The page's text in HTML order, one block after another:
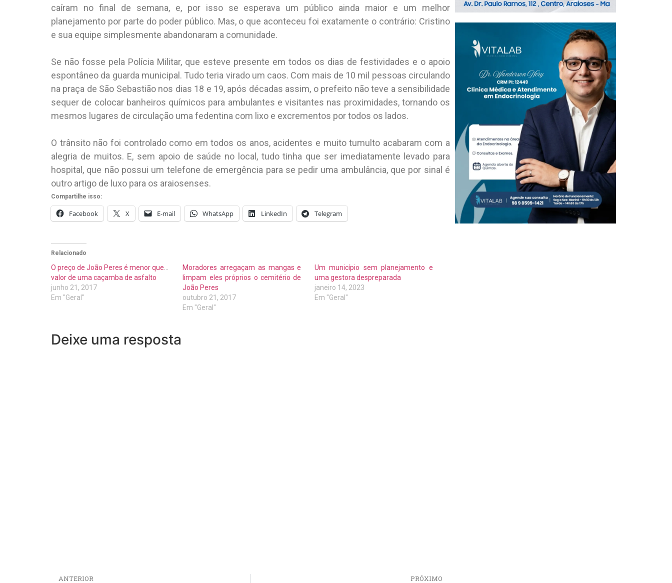
caíram no final de semana, e, por isso se esperava um público ainda maior e um melhor
planejamento por parte do poder público. Mas, o que aconteceu foi exatamente o contrário: Cristino
e sua equipe simplesmente abandonaram a comunidade.
Se não fosse pela Polícia Militar, que esteve presente em todos os dias de festividades e o apoio
espontâneo da guarda municipal. Tudo teria virado um caos. Com mais de 10 mil pessoas circulando
na praça de São Sebastião nos dias 18 e 19, após décadas assim, o prefeito não teve a sensibilidade
sequer de colocar banheiros químicos para ambulantes e visitantes nas proximidades, tornando os
mesmos lugares de circulação uma fedentina com lixo e excrementos por todos os lados.
O trânsito não foi controlado como em todos os anos, acidentes e muito tumulto acabaram com a
alegria de muitos. E, sem apoio de saúde no local, tudo tinha que ser imediatamente levado para
hospital, que não possui um telefone de emergência para se pedir uma ambulância, que por sinal é
outro artigo de luxo para os araiosenses.
Compartilhe isso:
Facebook X E-mail WhatsApp LinkedIn Telegram
Relacionado
O preço de João Peres é menor que o
valor de uma caçamba de asfalto
junho 21, 2017
Em "Geral"
Moradores arregaçam as mangas e
limpam eles próprios o cemitério de
João Peres
outubro 21, 2017
Em "Geral"
Um município sem planejamento e
uma gestora despreparada
janeiro 14, 2023
Em "Geral"
Deixe uma resposta
ANTERIOR PRÓXIMO